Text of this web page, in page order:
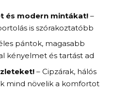
és modern mintákat! –
is szórakoztatóbb
pántok, magasabb
kényelmet és tartást ad
– Cipzárak, hálós
mind növelik a komfortot